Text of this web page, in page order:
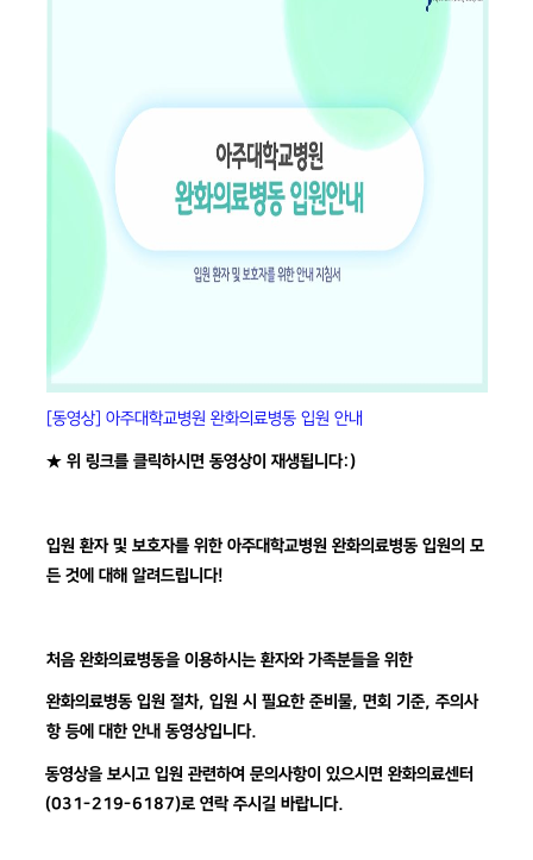
[동영상] 아주대학교병원 완화의료병동 입원 안내
★ 위 링크를 클릭하시면 동영상이 재생됩니다:)
입원 환자 및 보호자를 위한 아주대학교병원 완화의료병동 입원의 모
든 것에 대해 알려드립니다!
처음 완화의료병동을 이용하시는 환자와 가족분들을 위한
완화의료병동 입원 절차, 입원 시 필요한 준비물, 면회 기준, 주의사
항 등에 대한 안내 동영상입니다.
동영상을 보시고 입원 관련하여 문의사항이 있으시면 완화의료센터
(031-219-6187)로 연락 주시길 바랍니다.